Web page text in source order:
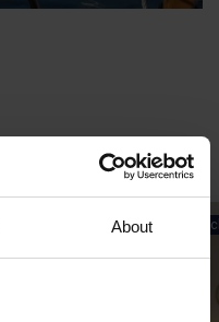
About
inkl.